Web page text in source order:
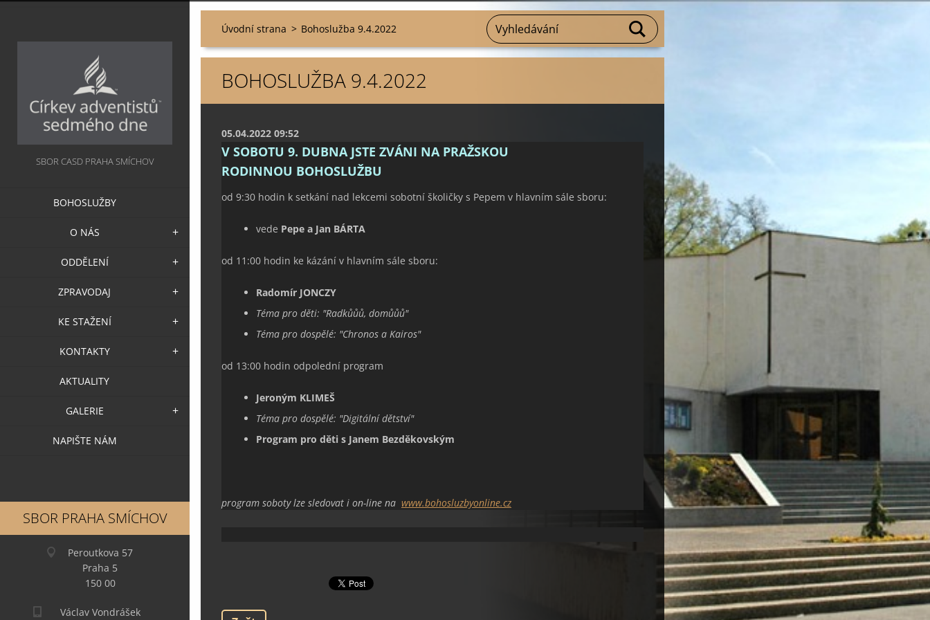
SBOR CASD PRAHA SMÍCHOV
BOHOSLUŽBY
O NÁS
ODDĚLENÍ
ZPRAVODAJ
KE STAŽENÍ
KONTAKTY
AKTUALITY
GALERIE
NAPIŠTE NÁM
SBOR PRAHA SMÍCHOV
Peroutkova 57
Praha 5
150 00
Václav Vondrášek
Úvodní strana > Bohoslužba 9.4.2022
BOHOSLUŽBA 9.4.2022
05.04.2022 09:52
V SOBOTU 9. DUBNA JSTE ZVÁNI NA PRAŽSKOU
RODINNOU BOHOSLUŽBU
od 9:30 hodin k setkání nad lekcemi sobotní školičky s Pepem v hlavním sále sboru:
vede Pepe a Jan BÁRTA
od 11:00 hodin ke kázání v hlavním sále sboru:
Radomír JONCZY
Téma pro děti: "Radkůůů, domůůů"
Téma pro dospělé: "Chronos a Kairos"
od 13:00 hodin odpolední program
Jeroným KLIMEŠ
Téma pro dospělé: "Digitální dětství"
Program pro děti s Janem Bezděkovským
program soboty lze sledovat i on-line na www.bohosluzbyonline.cz